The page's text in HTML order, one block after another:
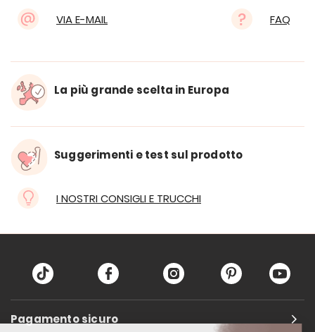
VIA E-MAIL FAQ
La più grande scelta in Europa
Suggerimenti e test sul prodotto
I NOSTRI CONSIGLI E TRUCCHI
Pagamento sicuro